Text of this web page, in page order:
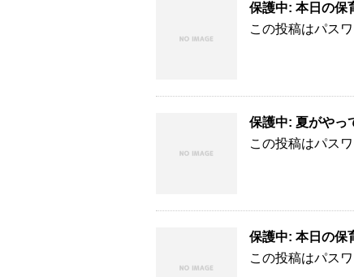
保護中: 本日の
この投稿はパス
保護中: 夏がや
この投稿はパス
保護中: 本日の
この投稿はパス